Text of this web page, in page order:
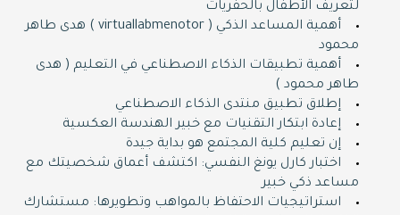
لتعريف الأطفال بالحفريات
أهمية المساعد الذكي ( virtuallabmenotor ) هدى طاهر
محمود
أهمية تطبيقات الذكاء الاصطناعي في التعليم ( هدى
طاهر محمود )
إطلاق تطبيق منتدى الذكاء الاصطناعي
إعادة ابتكار التقنيات مع خبير الهندسة العكسية
إن تعليم كلية المجتمع هو بداية جيدة
اختبار كارل يونغ النفسي: اكتشف أعماق شخصيتك مع
مساعد ذكي خبير
استراتيجيات الاحتفاظ بالمواهب وتطويرها: مستشارك